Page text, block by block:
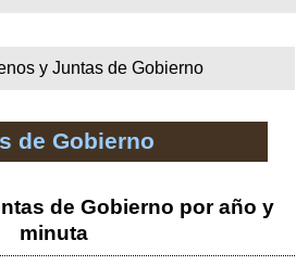
y Juntas de Gobierno
de Gobierno
de Gobierno por año y
minuta